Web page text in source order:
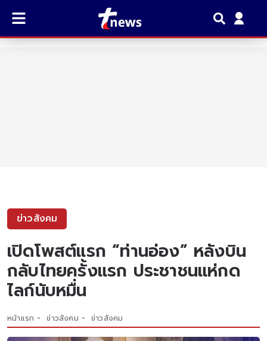
ข่าวสังคม
เปิดโพสต์แรก “ท่านอ่อง” หลังบิน
กลับไทยครั้งแรก ประชาชนแห่กด
ไลก์นับหมื่น
หน้าแรก ข่าวสังคม ข่าวสังคม